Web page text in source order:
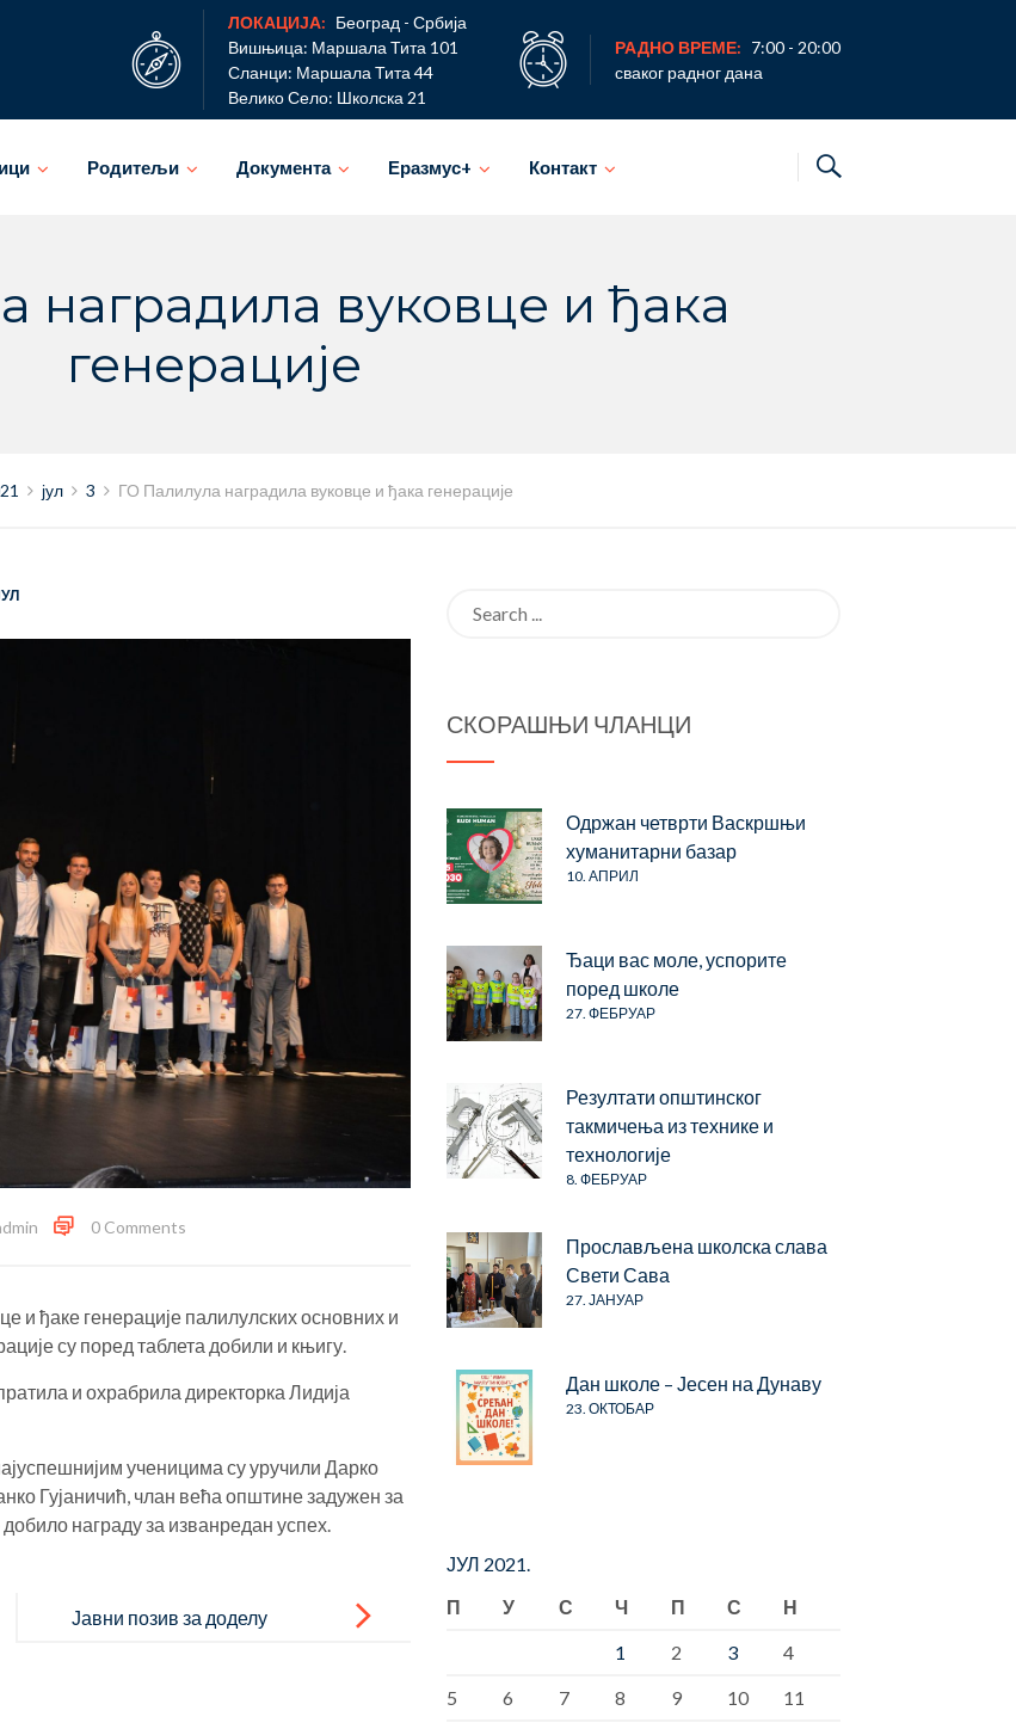
ЛОКАЦИЈА: Београд - Србија
Вишњица: Маршала Тита 101
Сланци: Маршала Тита 44
Велико Село: Школска 21
РАДНО ВРЕМЕ: 7:00 - 20:00
сваког радног дана
Родитељи Документа Еразмус+ Контакт
наградила вуковце и ђака
генерације
јул 3 ГО Палилула наградила вуковце и ђака генерације
0 Comments
и ђаке генерације палилулских основних и
су поред таблета добили и књигу.
и охрабрила директорка Лидија
ученицима су уручили Дарко
Гујаничић, члан већа општине задужен за
награду за изванредан успех.
Јавни позив за доделу
СКОРАШЊИ ЧЛАНЦИ
Одржан четврти Васкршњи
хуманитарни базар
10. АПРИЛ
Ђаци вас моле, успорите
поред школе
27. ФЕБРУАР
Резултати општинског
такмичења из технике и
технологије
8. ФЕБРУАР
Прослављена школска слава
Свети Сава
27. ЈАНУАР
Дан школе – Јесен на Дунаву
23. ОКТОБАР
ЈУЛ 2021.
П
У С Ч П С
Н
1
2 3
4
5
6 7 8 9 10
11